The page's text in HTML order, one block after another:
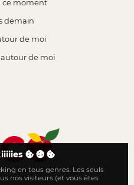
ce moment
demain
de moi
de moi
été aussi proche
en tous genres. Les seuls
nos visiteurs (et vous êtes